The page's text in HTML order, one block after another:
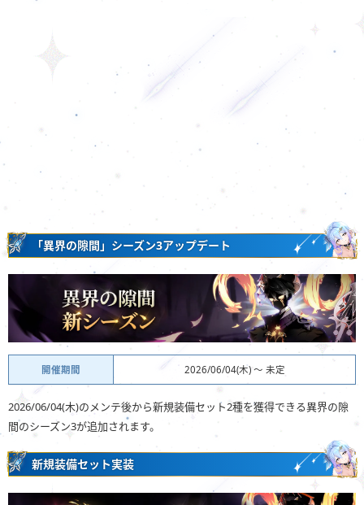
「異界の隙間」シーズン3アップデート
開催期間 2026/06/04(木) 〜 未定
2026/06/04(木)のメンテ後から新規装備セット2種を獲得できる異界の隙
間のシーズン3が追加されます。
新規装備セット実装